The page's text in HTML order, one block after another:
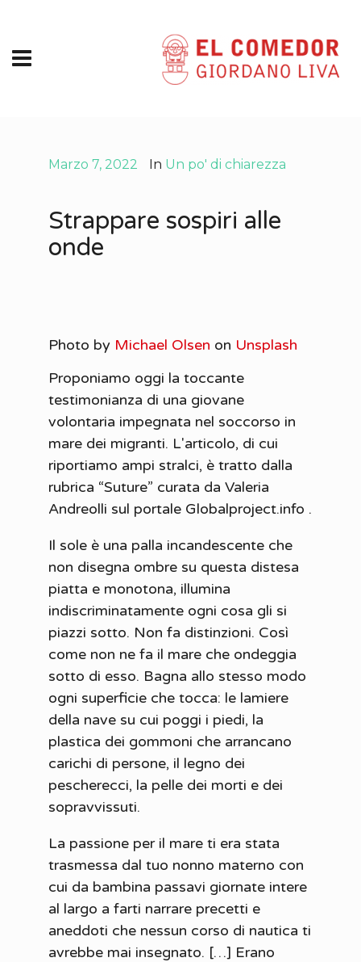
Marzo 7, 2022 In Un po' di chiarezza
Strappare sospiri alle
onde
Photo by Michael Olsen on Unsplash
Proponiamo oggi la toccante
testimonianza di una giovane
volontaria impegnata nel soccorso in
mare dei migranti. L'articolo, di cui
riportiamo ampi stralci, è tratto dalla
rubrica “Suture” curata da Valeria
Andreolli sul portale Globalproject.info .
Il sole è una palla incandescente che
non disegna ombre su questa distesa
piatta e monotona, illumina
indiscriminatamente ogni cosa gli si
piazzi sotto. Non fa distinzioni. Così
come non ne fa il mare che ondeggia
sotto di esso. Bagna allo stesso modo
ogni superficie che tocca: le lamiere
della nave su cui poggi i piedi, la
plastica dei gommoni che arrancano
carichi di persone, il legno dei
pescherecci, la pelle dei morti e dei
sopravvissuti.
La passione per il mare ti era stata
trasmessa dal tuo nonno materno con
cui da bambina passavi giornate intere
al largo a farti narrare precetti e
aneddoti che nessun corso di nautica ti
avrebbe mai insegnato. […] Erano